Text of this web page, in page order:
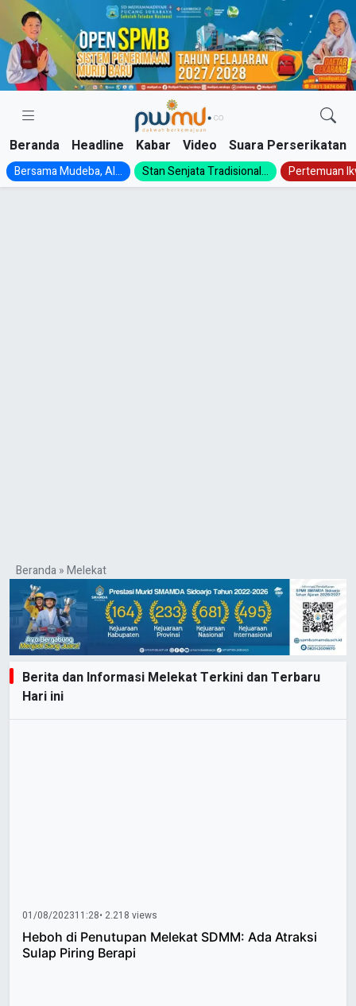
Skip
content
Beranda Headline Kabar Video Suara Perserikatan
Bersama Mudeba, Al... Stan Senjata Tradisional... Pertemuan
Beranda»Melekat
Berita dan Informasi Melekat Terkini dan Terbaru
Hari ini
01/08/202311:28• 2.218 views
Heboh di Penutupan Melekat SDMM: Ada Atraksi
Sulap Piring Berapi